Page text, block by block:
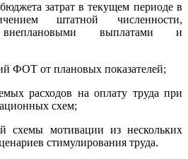
затрат в текущем периоде в
штатной численности,
внеплановыми выплатами и
ФОТ от плановых показателей;
расходов на оплату труда при
схем;
схемы мотивации из нескольких
стимулирования труда.